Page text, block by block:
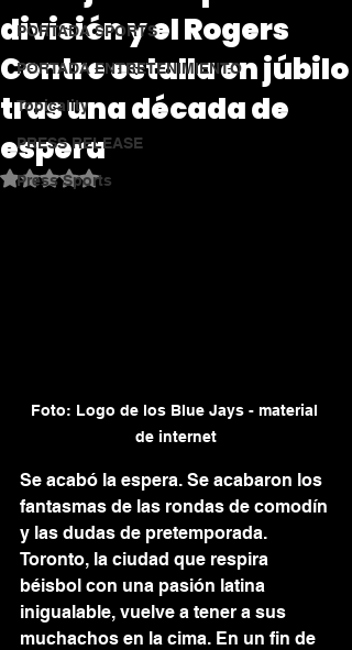
PORTADA SPORTS
PORTADA ENTRETENIMIENTO
Topicality
PRESS RELEASE
Press Sports
división y el Rogers
Centre estalla en júbilo
tras una década de
espera
Obtuvo NaN de 5 estrellas.
Foto: Logo de los Blue Jays - material
de internet
Se acabó la espera. Se acabaron los
fantasmas de las rondas de comodín
y las dudas de pretemporada.
Toronto, la ciudad que respira
béisbol con una pasión latina
inigualable, vuelve a tener a sus
muchachos en la cima. En un fin de